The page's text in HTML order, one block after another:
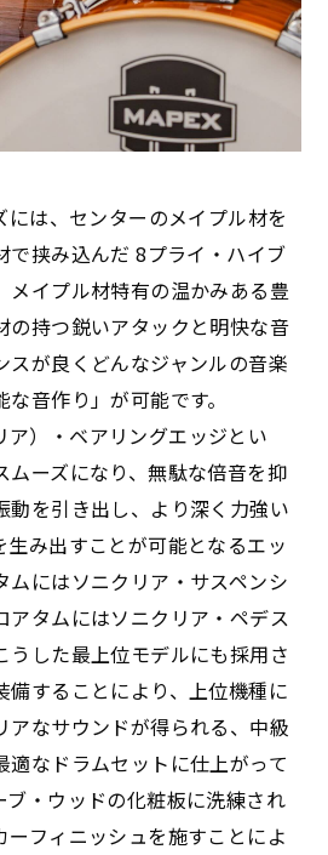
には、センターのメイプル材を
で挟み込んだ 8プライ・ハイブ
メイプル材特有の温かみある豊
の持つ鋭いアタックと明快な音
スが良くどんなジャンルの音楽
音作り」が可能です。
）・ベアリングエッジとい
ムーズになり、無駄な倍音を抑
動を引き出し、より深く力強い
み出すことが可能となるエッ
ムにはソニクリア・サスペンシ
アタムにはソニクリア・ペデス
うした最上位モデルにも採用さ
備することにより、上位機種に
アなサウンドが得られる、中級
適なドラムセットに仕上がって
ブ・ウッドの化粧板に洗練され
ーフィニッシュを施すことによ